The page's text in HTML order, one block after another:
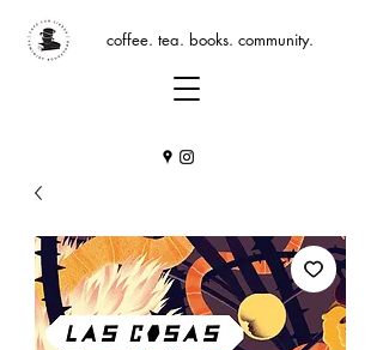
coffee. tea. books. community.